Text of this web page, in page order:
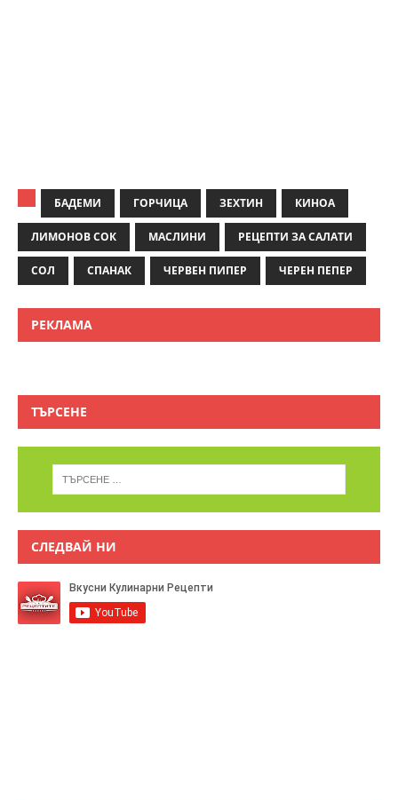
БАДЕМИ ГОРЧИЦА ЗЕХТИН КИНОА
ЛИМОНОВ СОК МАСЛИНИ РЕЦЕПТИ ЗА САЛАТИ
СОЛ СПАНАК ЧЕРВЕН ПИПЕР ЧЕРЕН ПЕПЕР
РЕКЛАМА
ТЪРСЕНЕ
СЛЕДВАЙ НИ